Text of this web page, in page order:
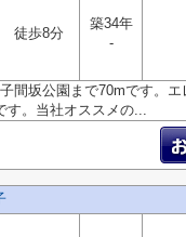
徒歩8分
築34年
-
間坂公園まで70mです。
す。当社オススメの...